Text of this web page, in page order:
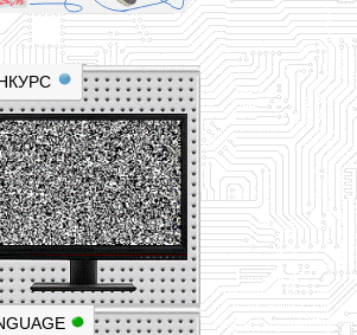
and novice hams
experience